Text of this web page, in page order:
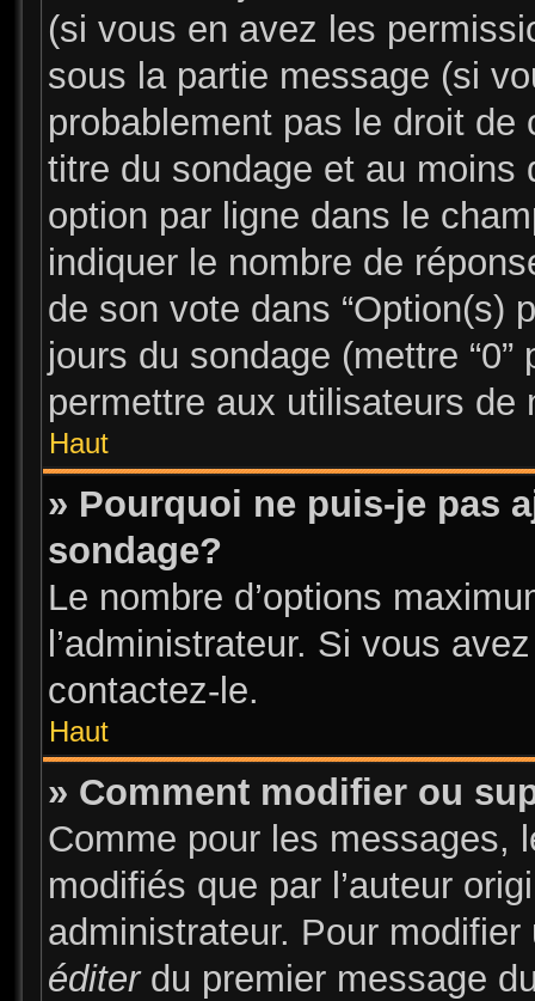
(si vous en avez les
sous la partie message (si
probablement pas le droit
titre du sondage et au
option par ligne dans le
indiquer le nombre de
de son vote dans “Option(s)
jours du sondage (mettre
permettre aux utilisateurs de
Haut
» Pourquoi ne puis-je pas
sondage?
Le nombre d’options
l’administrateur. Si vous
contactez-le.
Haut
» Comment modifier ou
Comme pour les messages,
modifiés que par l’auteur
administrateur. Pour
éditerdu premier message